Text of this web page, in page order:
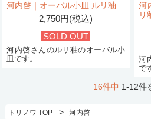
河内啓｜オーバル小皿 ルリ釉
2,750円(税込)
SOLD OUT
河内啓さんのルリ釉のオーバル小
皿です。
河
リ
河
で
16件中 1-12件
トリノワ TOP > 河内啓